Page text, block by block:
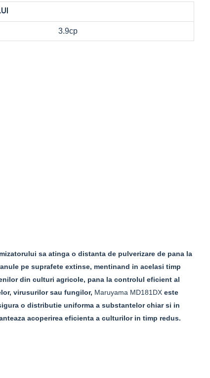
3.9cp
sa atinga o distanta de pulverizare de pana la
pe suprafete extinse, mentinand in acelasi timp
din culturi agricole, pana la controlul eficient al
virusurilor sau fungilor, Maruyama MD181DX este
o distributie uniforma a substantelor chiar si in
acoperirea eficienta a culturilor in timp redus.